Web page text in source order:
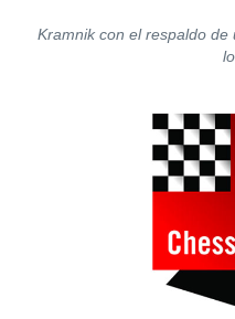
Kramnik con el respaldo